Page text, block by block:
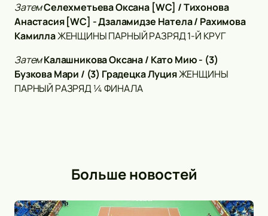
ЗатемСелехметьева Оксана [WC] / Тихонова
Анастасия [WC] - Дзаламидзе Натела / Рахимова
КамиллаЖЕНЩИНЫ ПАРНЫЙ РАЗРЯД 1-Й КРУГ
ЗатемКалашникова Оксана / Като Мию - (3)
Бузкова Мари / (3) Градецка ЛуцияЖЕНЩИНЫ
ПАРНЫЙ РАЗРЯД ¼ ФИНАЛА
Больше новостей